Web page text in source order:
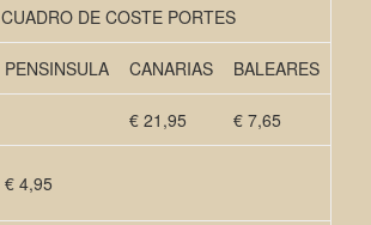
CUADRO DE COSTE PORTES
PENSINSULA CANARIAS BALEARES
€ 21,95 € 7,65
€ 4,95